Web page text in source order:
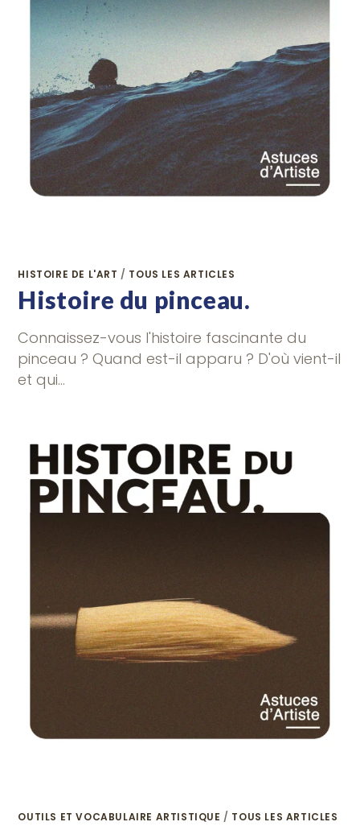
HISTOIRE DE L'ART / TOUS LES ARTICLES
Histoire du pinceau.
Connaissez-vous l'histoire fascinante du
pinceau ? Quand est-il apparu ? D'où vient-il
et qui…
OUTILS ET VOCABULAIRE ARTISTIQUE / TOUS LES ARTICLES